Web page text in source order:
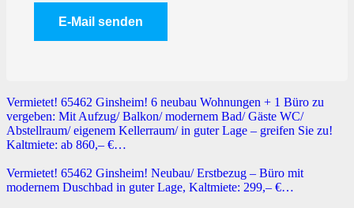
Vermietet! 65462 Ginsheim! 6 neubau Wohnungen + 1 Büro zu
vergeben: Mit Aufzug/ Balkon/ modernem Bad/ Gäste WC/
Abstellraum/ eigenem Kellerraum/ in guter Lage – greifen Sie zu!
Kaltmiete: ab 860,– €…
Vermietet! 65462 Ginsheim! Neubau/ Erstbezug – Büro mit
modernem Duschbad in guter Lage, Kaltmiete: 299,– €…